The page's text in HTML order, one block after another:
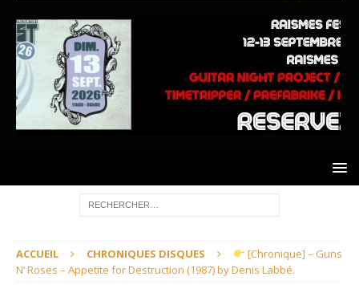
ACCUEIL CHRONIQUES DISQUES
[Chronique] – Guns
N’ Roses – Appetite for Destruction (1987) by Denis Labbé.